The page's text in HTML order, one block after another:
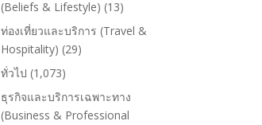
(Beliefs & Lifestyle) (13)
ท่องเที่ยวและบริการ (Travel &
Hospitality) (29)
ทั่วไป (1,073)
ธุรกิจและบริการเฉพาะทาง
(Business & Professional